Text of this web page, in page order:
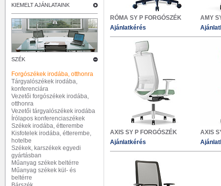
KIEMELT AJÁNLATAINK
SZÉK
Forgószékek irodába, otthonra
Tárgyalószékek irodába,
konferenciára
Vezetői forgószékek irodába,
otthonra
Vezetői tárgyalószékek irodába
Írólapos konferenciaszékek
Székek irodába, étterembe
Kisfotelek irodába, étterembe,
hotelbe
Székek, karszékek egyedi
gyártásban
Műanyag székek beltérre
Műanyag székek kül- és
beltérre
RÓMA SY P FORGÓSZÉK
Ajánlatkérés
AMY
AXIS SY P FORGÓSZÉK
Ajánlatkérés
AXIS